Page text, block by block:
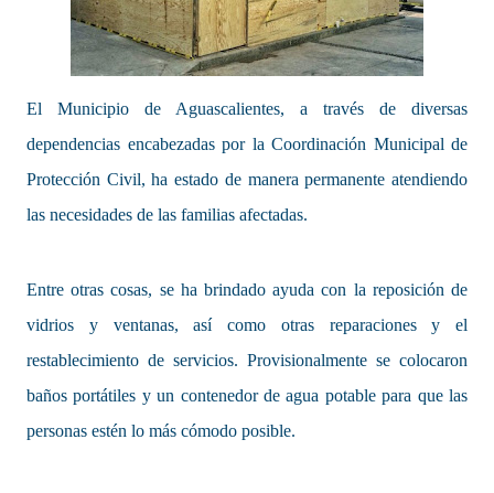
El Municipio de Aguascalientes, a través de diversas
dependencias encabezadas por la Coordinación Municipal de
Protección Civil, ha estado de manera permanente atendiendo
las necesidades de las familias afectadas.
Entre otras cosas, se ha brindado ayuda con la reposición de
vidrios y ventanas, así como otras reparaciones y el
restablecimiento de servicios. Provisionalmente se colocaron
baños portátiles y un contenedor de agua potable para que las
personas estén lo más cómodo posible.